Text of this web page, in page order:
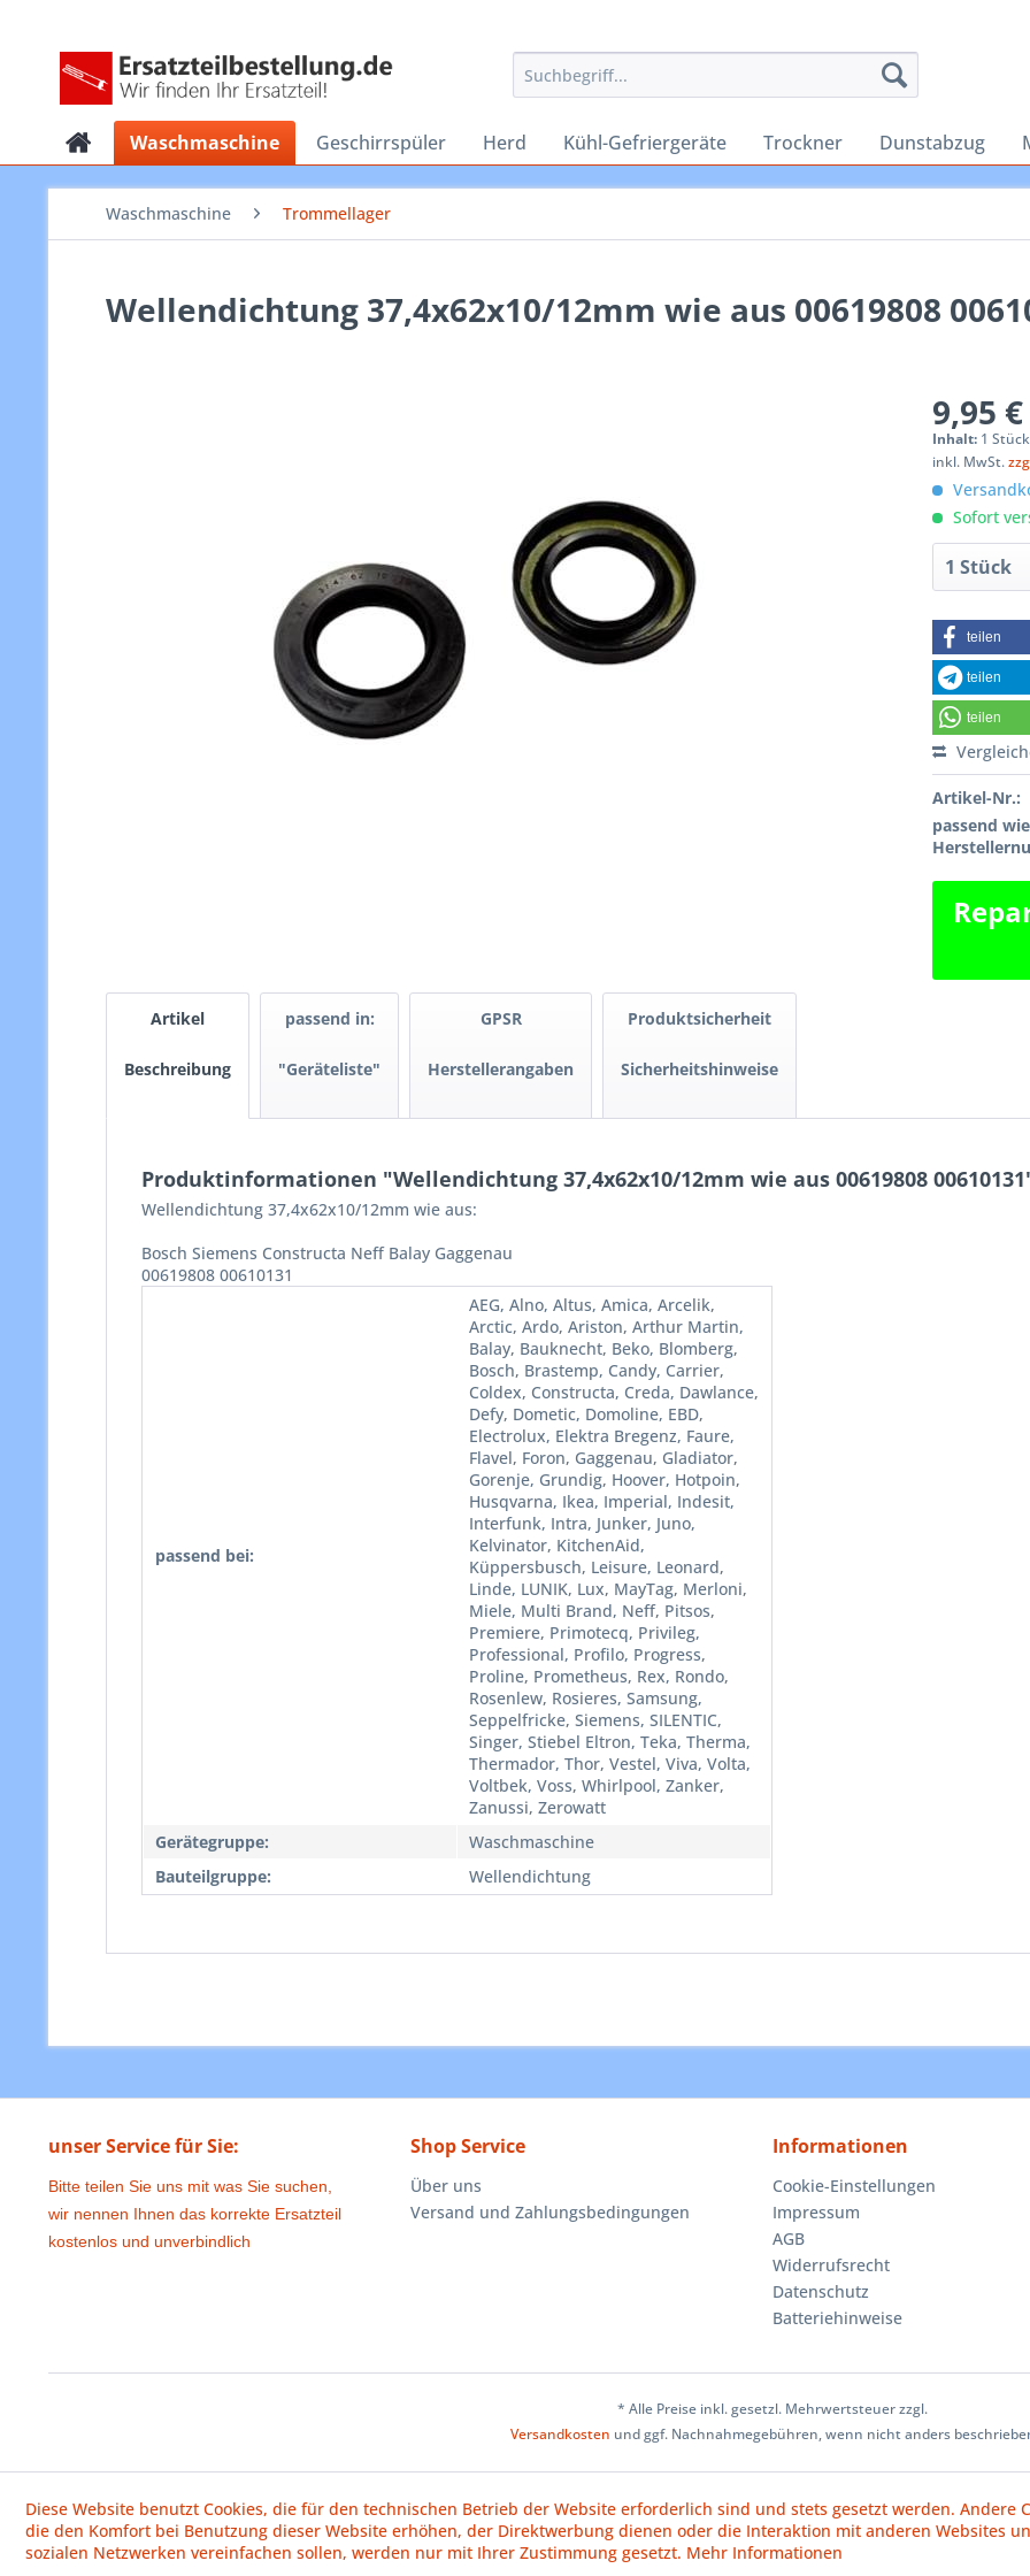
Waschmaschine Geschirrspüler Herd Kühl-Gefriergeräte Trockner Dunstabzug
Waschmaschine Trommellager
Wellendichtung 37,4x62x10/12mm wie aus 00619808
9,95
Inhalt: 1 Stück
inkl. MwSt.
Sofort
teilen
teilen
teilen
Artikel-Nr.:
passend wie
Artikel
Beschreibung
passend in:
"Geräteliste"
GPSR
Herstellerangaben
Produktsicherheit
Sicherheitshinweise
Produktinformationen "Wellendichtung 37,4x62x10/12mm wie aus 00619808
Wellendichtung 37,4x62x10/12mm wie aus:
Bosch Siemens Constructa Neff Balay Gaggenau
00619808 00610131
passend bei:
AEG, Alno, Altus, Amica, Arcelik,
Arctic, Ardo, Ariston, Arthur Martin,
Balay, Bauknecht, Beko, Blomberg,
Bosch, Brastemp, Candy, Carrier,
Coldex, Constructa, Creda, Dawlance,
Defy, Dometic, Domoline, EBD,
Electrolux, Elektra Bregenz, Faure,
Flavel, Foron, Gaggenau, Gladiator,
Gorenje, Grundig, Hoover, Hotpoin,
Husqvarna, Ikea, Imperial, Indesit,
Interfunk, Intra, Junker, Juno,
Kelvinator, KitchenAid,
Küppersbusch, Leisure, Leonard,
Linde, LUNIK, Lux, MayTag, Merloni,
Miele, Multi Brand, Neff, Pitsos,
Premiere, Primotecq, Privileg,
Professional, Profilo, Progress,
Proline, Prometheus, Rex, Rondo,
Rosenlew, Rosieres, Samsung,
Seppelfricke, Siemens, SILENTIC,
Singer, Stiebel Eltron, Teka, Therma,
Thermador, Thor, Vestel, Viva, Volta,
Voltbek, Voss, Whirlpool, Zanker,
Zanussi, Zerowatt
Gerätegruppe:
Waschmaschine
Bauteilgruppe:
Wellendichtung
unser Service für Sie:
Bitte teilen Sie uns mit was Sie suchen,
wir nennen Ihnen das korrekte Ersatzteil
kostenlos und unverbindlich
Shop Service
Über uns
Versand und Zahlungsbedingungen
Informationen
Cookie-Einstellungen
Impressum
AGB
Widerrufsrecht
Datenschutz
Batteriehinweise
* Alle Preise inkl. gesetzl. Mehrwertsteuer zzgl.
Versandkosten und ggf. Nachnahmegebühren, wenn nicht anders
Diese Website benutzt Cookies, die für den technischen Betrieb der Website erforderlich sind und stets gesetzt werden. Andere
die den Komfort bei Benutzung dieser Website erhöhen, der Direktwerbung dienen oder die Interaktion mit anderen Websites
sozialen Netzwerken vereinfachen sollen, werden nur mit Ihrer Zustimmung gesetzt. Mehr Informationen